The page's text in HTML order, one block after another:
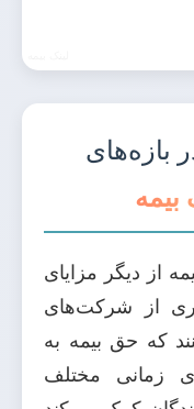
بازه‌های
بیمه
از دیگر مزایای
از شرکت‌های
که حق بیمه به
زمانی مختلف